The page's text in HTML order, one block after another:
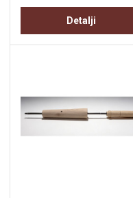
Detalji